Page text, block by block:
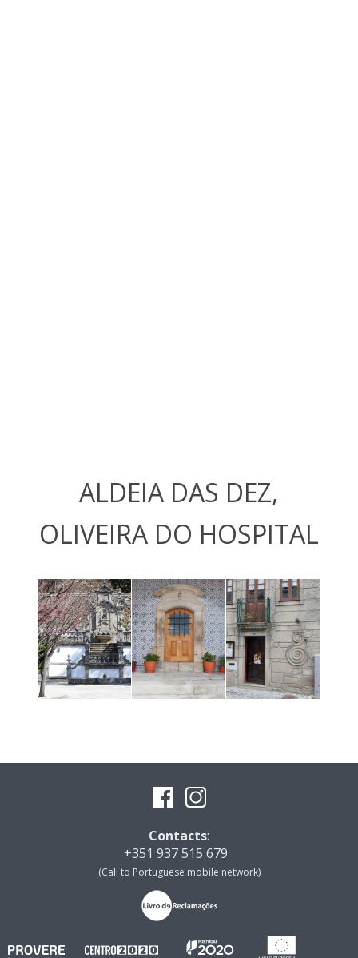
ALDEIA DAS DEZ,
OLIVEIRA DO HOSPITAL
Contacts:
+351 937 515 679
(Call to Portuguese mobile network)